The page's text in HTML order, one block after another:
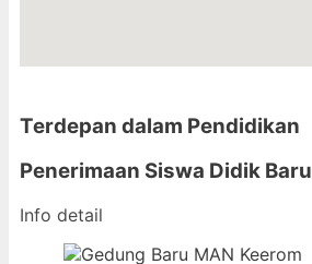
Terdepan dalam Pendidikan
Penerimaan Siswa Didik Baru
Info detail